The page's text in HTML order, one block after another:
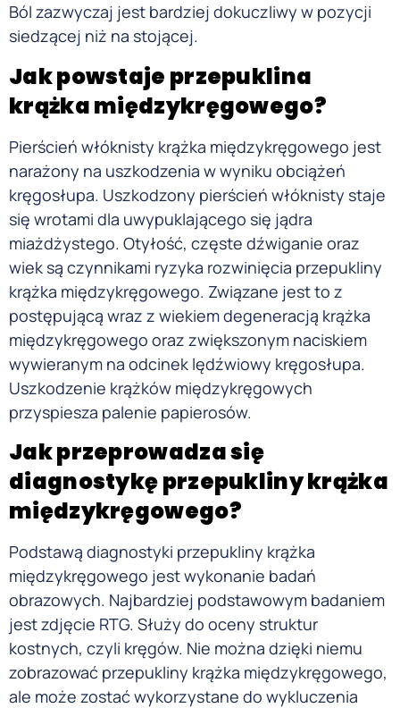
Ból zazwyczaj jest bardziej dokuczliwy w pozycji
siedzącej niż na stojącej.
Jak powstaje przepuklina
krążka międzykręgowego?
Pierścień włóknisty krążka międzykręgowego jest
narażony na uszkodzenia w wyniku obciążeń
kręgosłupa. Uszkodzony pierścień włóknisty staje
się wrotami dla uwypuklającego się jądra
miażdżystego. Otyłość, częste dźwiganie oraz
wiek są czynnikami ryzyka rozwinięcia przepukliny
krążka międzykręgowego. Związane jest to z
postępującą wraz z wiekiem degeneracją krążka
międzykręgowego oraz zwiększonym naciskiem
wywieranym na odcinek lędźwiowy kręgosłupa.
Uszkodzenie krążków międzykręgowych
przyspiesza palenie papierosów.
Jak przeprowadza się
diagnostykę przepukliny krążka
międzykręgowego?
Podstawą diagnostyki przepukliny krążka
międzykręgowego jest wykonanie badań
obrazowych. Najbardziej podstawowym badaniem
jest zdjęcie RTG. Służy do oceny struktur
kostnych, czyli kręgów. Nie można dzięki niemu
zobrazować przepukliny krążka międzykręgowego,
ale może zostać wykorzystane do wykluczenia